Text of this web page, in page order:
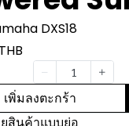
DXS18
เพิ่มลงตะกร้า